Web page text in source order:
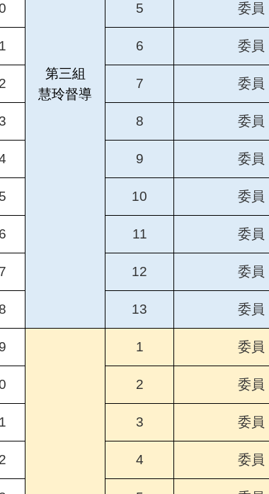
第三組
慧玲督導
5 委員
6 委員
7 委員
8 委員
9 委員
10 委員
11 委員
12 委員
13 委員
1 委員
2 委員
3 委員
4 委員